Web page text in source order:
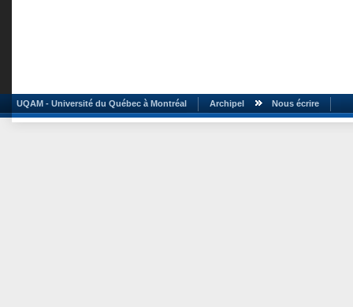
UQAM - Université du Québec à Montréal Archipel Nous écrire